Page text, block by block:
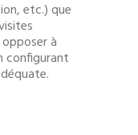
etc.) que
à
configurant